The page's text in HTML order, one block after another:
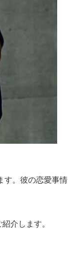
す。彼の恋愛事情
介します。